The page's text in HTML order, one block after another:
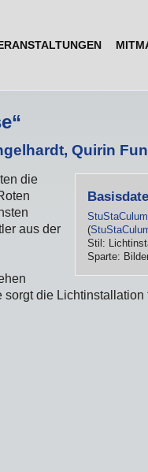
Quirin
(
Stil:
Sparte:
die
aus der
sorgt die